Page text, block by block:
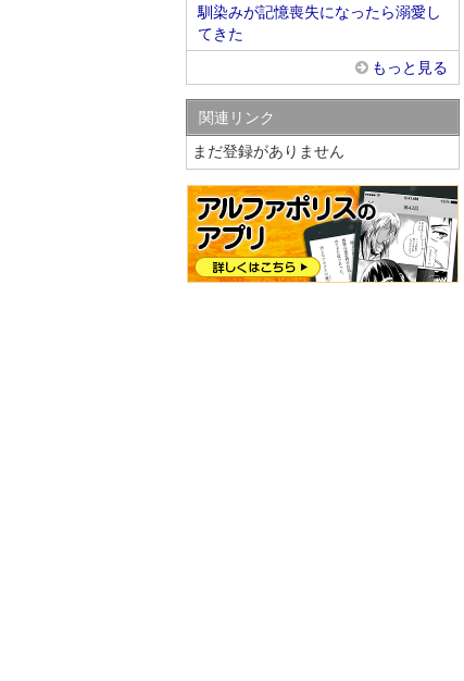
馴染みが記憶喪失になったら溺愛し
てきた
もっと見る
関連リンク
まだ登録がありません